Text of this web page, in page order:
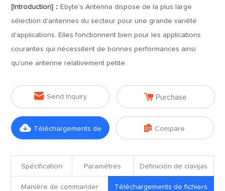
[Introduction]： Ebyte's Antenna dispose de la plus large
sélection d'antennes du secteur pour une grande variété
d'applications. Elles fonctionnent bien pour les applications
courantes qui nécessitent de bonnes performances ainsi
qu'une antenne relativement petite.
 Send Inquiry  Purchase
 Téléchargements de  Compare
Spécification Paramètres Definición de clavijas
Manière de commander Téléchargements de fichiers